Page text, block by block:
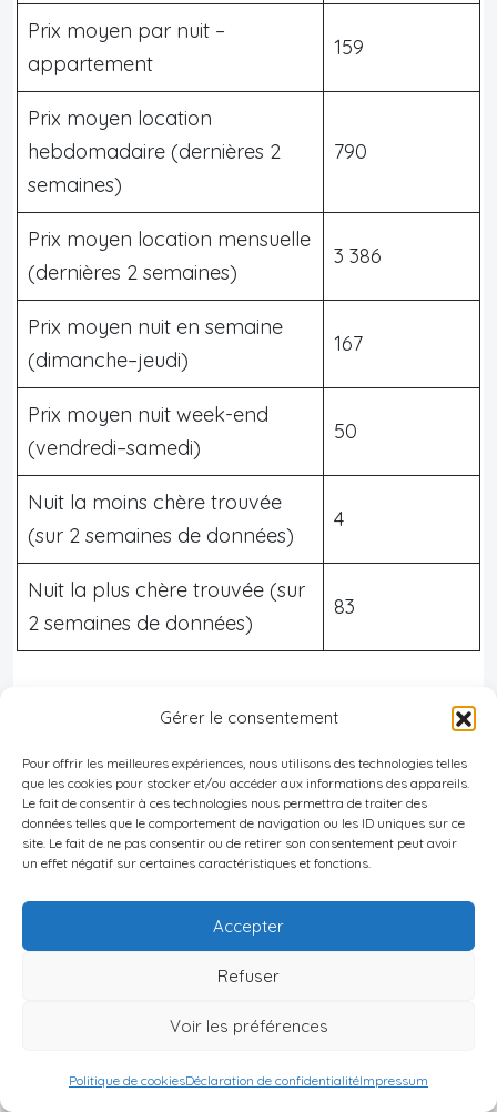
Gérer le consentement
Pour offrir les meilleures expériences, nous utilisons des technologies telles
que les cookies pour stocker et/ou accéder aux informations des appareils.
Le fait de consentir à ces technologies nous permettra de traiter des
données telles que le comportement de navigation ou les ID uniques sur ce
site. Le fait de ne pas consentir ou de retirer son consentement peut avoir
un effet négatif sur certaines caractéristiques et fonctions.
Accepter
Refuser
Voir les préférences
Politique de cookiesDéclaration de confidentialitéImpressum
Prix moyen par nuit –
appartement
159
Prix moyen location
hebdomadaire (dernières 2
semaines)
790
Prix moyen location mensuelle
(dernières 2 semaines)
3 386
Prix moyen nuit en semaine
(dimanche–jeudi)
167
Prix moyen nuit week-end
(vendredi–samedi)
50
Nuit la moins chère trouvée
(sur 2 semaines de données)
4
Nuit la plus chère trouvée (sur
2 semaines de données)
83
On observe également que les utilisateurs KAYAK
en
Inde, ce qui est relativement long pour des
locations de vacances et confirme l’intérêt pour
lesséjours prolongés, notamment chez les digital
nomads, voyageurs au long cours ou familles en
voyage étendu.
Saisonnalité des prix
occupation :